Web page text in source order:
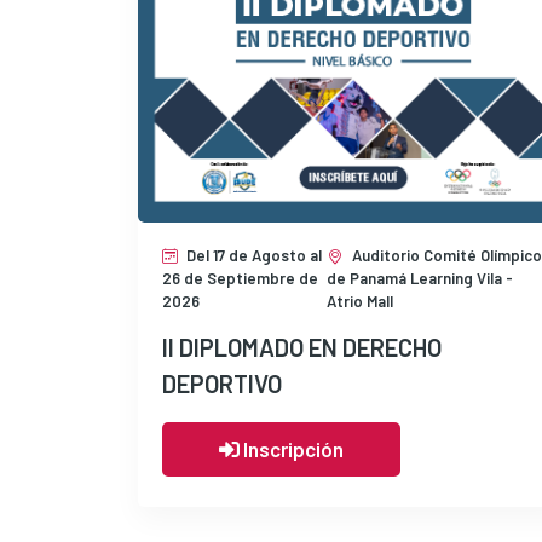
Del 17 de Agosto al
26 de Septiembre de
2026
Auditorio Comité Olímpico
de Panamá Learning Vila -
Atrio Mall
II DIPLOMADO EN DERECHO
DEPORTIVO
Inscripción